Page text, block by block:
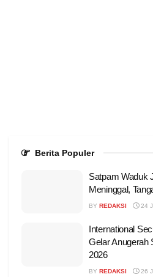
Berita Populer
Satpam Waduk
Meninggal,
BY REDAKSI 24
International
Gelar Anugerah
2026
BY REDAKSI 26